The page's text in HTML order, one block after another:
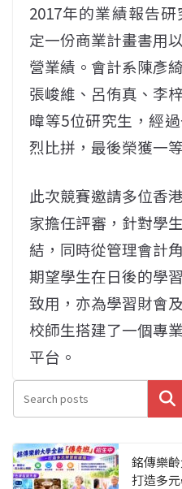
2017年的業績報告
定一份商業計畫書用
營業績。會計系陳彥
張峻維、呂侑真、李
暐等5位研究生，經
烈比拼，最後榮獲一
此次競賽邀請多位香
家擔任評審，針對學
結，同時從管理會計
期望學生在日後的學
致用，亦為學習財會
校師生搭建了一個專
平台。
搜尋
銘傳樂
打造多